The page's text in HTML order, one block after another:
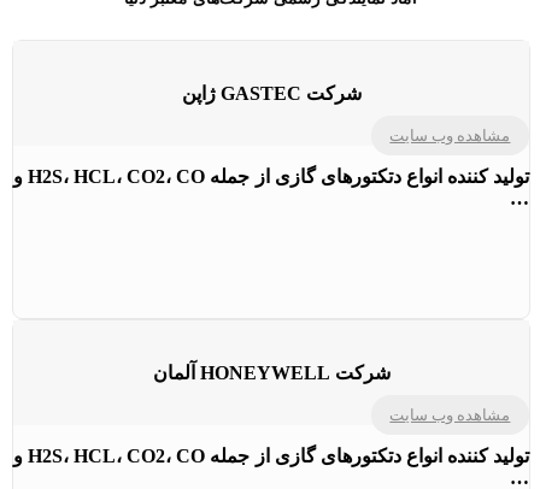
شرکت GASTEC ژاپن
مشاهده وب سایت
تولید کننده انواع دتکتورهای گازی از جمله H2S، HCL، CO2، CO و
…
شرکت HONEYWELL آلمان
مشاهده وب سایت
تولید کننده انواع دتکتورهای گازی از جمله H2S، HCL، CO2، CO و
…